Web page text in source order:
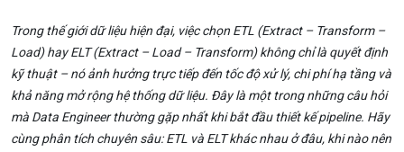
Trong thế giới dữ liệu hiện đại, việc chọn ETL (Extract – Transform –
Load) hay ELT (Extract – Load – Transform) không chỉ là quyết định
kỹ thuật – nó ảnh hưởng trực tiếp đến tốc độ xử lý, chi phí hạ tầng và
khả năng mở rộng hệ thống dữ liệu. Đây là một trong những câu hỏi
mà Data Engineer thường gặp nhất khi bắt đầu thiết kế pipeline. Hãy
cùng phân tích chuyên sâu: ETL và ELT khác nhau ở đâu, khi nào nên